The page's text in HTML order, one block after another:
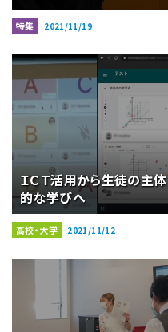
特集 2021/11/19
ＩＣＴ活用から生徒の主体
的な学びへ
高校・大学 2021/11/12